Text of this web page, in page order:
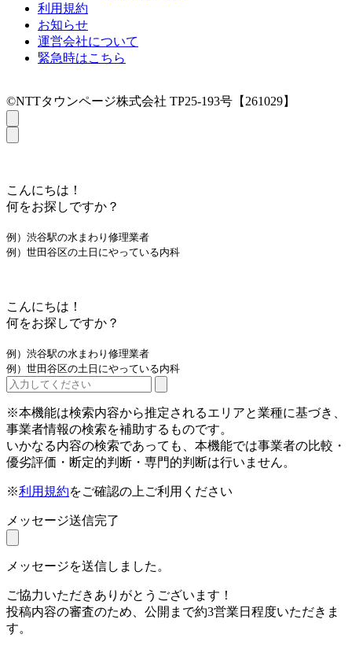
利用規約
お知らせ
運営会社について
緊急時はこちら
©NTTタウンページ株式会社 TP25-193号【261029】
こんにちは！
何をお探しですか？
例）渋谷駅の水まわり修理業者
例）世田谷区の土日にやっている内科
こんにちは！
何をお探しですか？
例）渋谷駅の水まわり修理業者
例）世田谷区の土日にやっている内科
※本機能は検索内容から推定されるエリアと業種に基づき、
事業者情報の検索を補助するものです。
いかなる内容の検索であっても、本機能では事業者の比較・
優劣評価・断定的判断・専門的判断は行いません。
※利用規約をご確認の上ご利用ください
メッセージ送信完了
メッセージを送信しました。
ご協力いただきありがとうございます！
投稿内容の審査のため、公開まで約3営業日程度いただきま
す。